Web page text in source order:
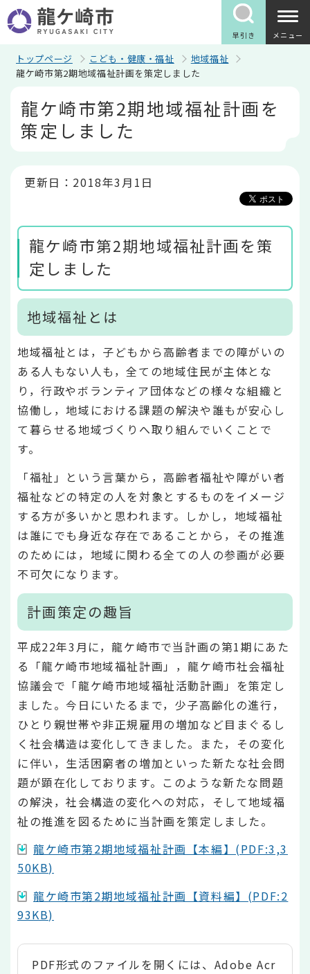
の
ペ
早引き メニュー
トップページ こども・健康・福祉
地域福祉
龍ケ崎市第2期地域福祉計画を策定しました
龍ケ崎市第2期地域福祉計画を
策定しました
更新日：2018年3月1日
龍ケ崎市第2期地域福祉計画を策
定しました
地域福祉とは
地域福祉とは，子どもから高齢者までの障がいの
ある人もない人も，全ての地域住民が主体とな
り，行政やボランティア団体などの様々な組織と
協働し，地域における課題の解決や誰もが安心し
て暮らせる地域づくりへ取り組んでいくことで
す。
「福祉」という言葉から，高齢者福祉や障がい者
福祉などの特定の人を対象とするものをイメージ
する方が多いかと思われます。しかし，地域福祉
は誰にでも身近な存在であることから，その推進
のためには，地域に関わる全ての人の参画が必要
不可欠になります。
計画策定の趣旨
平成22年3月に，龍ケ崎市で当計画の第1期にあた
る「龍ケ崎市地域福祉計画」，龍ケ崎市社会福祉
協議会で「龍ケ崎市地域福祉活動計画」を策定し
ました。今日にいたるまで，少子高齢化の進行，
ひとり親世帯や非正規雇用の増加など目まぐるし
く社会構造は変化してきました。また，その変化
に伴い，生活困窮者の増加といった新たな社会問
題が顕在化しております。このような新たな問題
の解決，社会構造の変化への対応，そして地域福
祉の推進を図るために当計画を策定しました。
龍ケ崎市第2期地域福祉計画【本編】(PDF:3,3
50KB)
龍ケ崎市第2期地域福祉計画【資料編】(PDF:2
93KB)
PDF形式のファイルを開くには、Adobe Acr